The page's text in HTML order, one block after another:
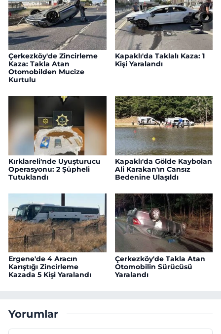
Çerkezköy'de Zincirleme
Kaza: Takla Atan
Otomobilden Mucize
Kurtulu
Kapaklı'da Taklalı Kaza: 1
Kişi Yaralandı
Kırklareli'nde Uyuşturucu
Operasyonu: 2 Şüpheli
Tutuklandı
Kapaklı'da Gölde Kaybolan
Ali Karakan'ın Cansız
Bedenine Ulaşıldı
Ergene'de 4 Aracın
Karıştığı Zincirleme
Kazada 5 Kişi Yaralandı
Çerkezköy'de Takla Atan
Otomobilin Sürücüsü
Yaralandı
Yorumlar